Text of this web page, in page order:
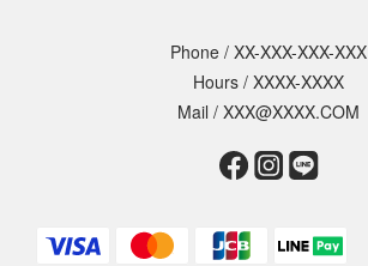
Phone / XX-XXX-XXX-XXX
Hours / XXXX-XXXX
Mail / XXX@XXXX.COM